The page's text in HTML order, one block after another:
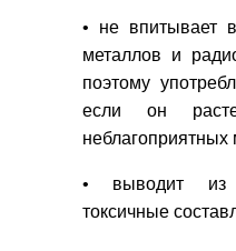
• не впитывает
металлов и
поэтому
если он
неблагоприятных
• выводит из
токсичные